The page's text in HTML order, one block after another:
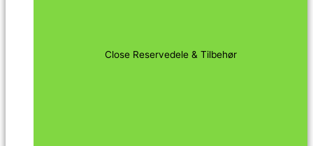
Close Reservedele & Tilbehør